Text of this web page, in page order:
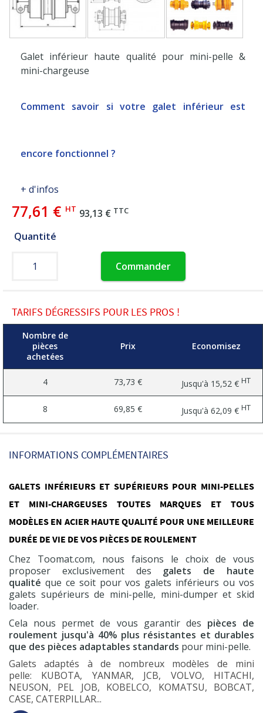
Galet inférieur haute qualité pour mini-pelle &
mini-chargeuse
Comment savoir si votre galet inférieur est
encore fonctionnel ?
+ d'infos
77,61 € HT 93,13 € TTC
Quantité
Commander
TARIFS DÉGRESSIFS POUR LES PROS !
Nombre de
pièces
achetées
Prix Economisez
4 73,73 € Jusqu'à 15,52 € HT
8 69,85 € Jusqu'à 62,09 € HT
INFORMATIONS COMPLÉMENTAIRES
GALETS INFÉRIEURS ET SUPÉRIEURS POUR MINI-PELLES
ET MINI-CHARGEUSES TOUTES MARQUES ET TOUS
MODÈLES EN ACIER HAUTE QUALITÉ POUR UNE MEILLEURE
DURÉE DE VIE DE VOS PIÈCES DE ROULEMENT
Chez Toomat.com, nous faisons le choix de vous
proposer exclusivement des galets de haute
qualité que ce soit pour vos galets inférieurs ou vos
galets supérieurs de mini-pelle, mini-dumper et skid
loader.
Cela nous permet de vous garantir des pièces de
roulement jusqu'à 40% plus résistantes et durables
que des pièces adaptables standards pour mini-pelle.
Galets adaptés à de nombreux modèles de mini
pelle: KUBOTA, YANMAR, JCB, VOLVO, HITACHI,
NEUSON, PEL JOB, KOBELCO, KOMATSU, BOBCAT,
CASE, CATERPILLAR...